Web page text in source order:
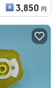
3,850 円